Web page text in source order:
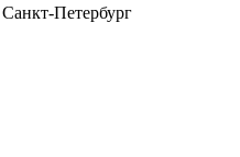
Санкт-Петербург